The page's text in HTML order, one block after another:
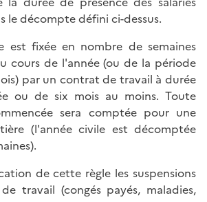
le décompte défini ci-dessus.
est fixée en nombre de semaines
cours de l'année (ou de la période
par un contrat de travail à durée
ou de six mois au moins. Toute
sera comptée pour une
(l'année civile est décomptée
de cette règle les suspensions
travail (congés payés, maladies,